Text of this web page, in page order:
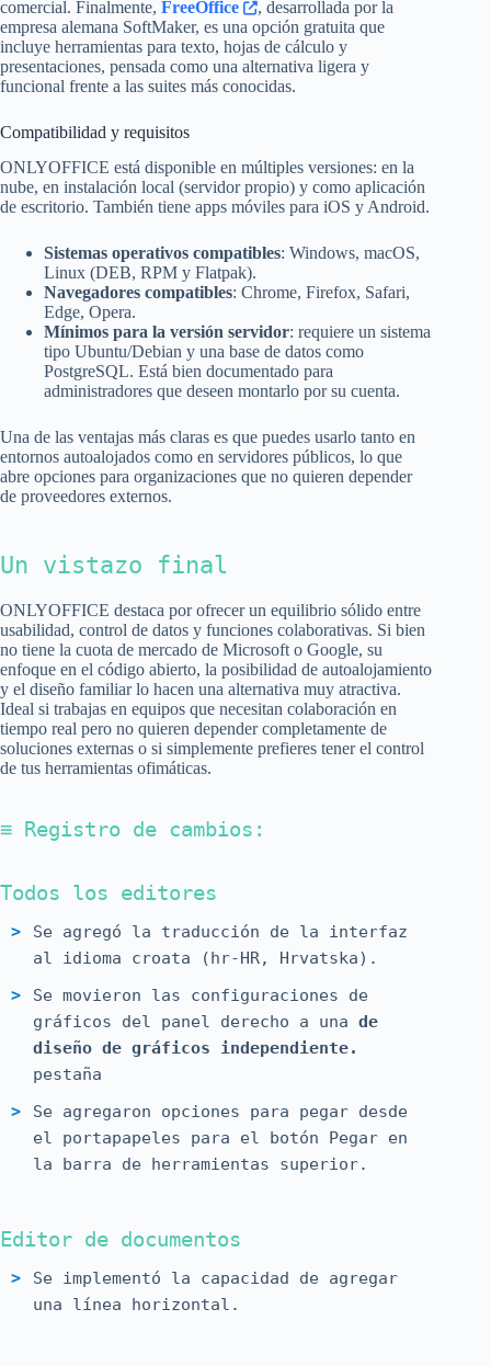
comercial. Finalmente, FreeOffice
, desarrollada por la
empresa alemana SoftMaker, es una opción gratuita que
incluye herramientas para texto, hojas de cálculo y
presentaciones, pensada como una alternativa ligera y
funcional frente a las suites más conocidas.
Compatibilidad y requisitos
ONLYOFFICE está disponible en múltiples versiones: en la
nube, en instalación local (servidor propio) y como aplicación
de escritorio. También tiene apps móviles para iOS y Android.
Sistemas operativos compatibles: Windows, macOS,
Linux (DEB, RPM y Flatpak).
Navegadores compatibles: Chrome, Firefox, Safari,
Edge, Opera.
Mínimos para la versión servidor: requiere un sistema
tipo Ubuntu/Debian y una base de datos como
PostgreSQL. Está bien documentado para
administradores que deseen montarlo por su cuenta.
Una de las ventajas más claras es que puedes usarlo tanto en
entornos autoalojados como en servidores públicos, lo que
abre opciones para organizaciones que no quieren depender
de proveedores externos.
Un vistazo final
ONLYOFFICE destaca por ofrecer un equilibrio sólido entre
usabilidad, control de datos y funciones colaborativas. Si bien
no tiene la cuota de mercado de Microsoft o Google, su
enfoque en el código abierto, la posibilidad de autoalojamiento
y el diseño familiar lo hacen una alternativa muy atractiva.
Ideal si trabajas en equipos que necesitan colaboración en
tiempo real pero no quieren depender completamente de
soluciones externas o si simplemente prefieres tener el control
de tus herramientas ofimáticas.
≡ Registro de cambios:
Todos los editores
Se agregó la traducción de la interfaz
al idioma croata (hr-HR, Hrvatska).
Se movieron las configuraciones de
gráficos del panel derecho a una de
diseño de gráficos independiente.
pestaña
Se agregaron opciones para pegar desde
el portapapeles para el botón Pegar en
la barra de herramientas superior.
Editor de documentos
Se implementó la capacidad de agregar
una línea horizontal.